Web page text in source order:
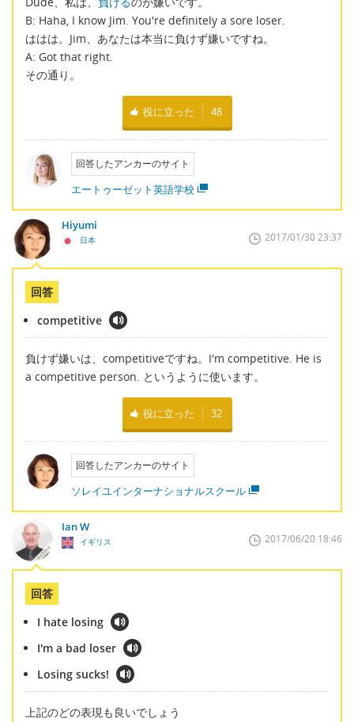
B: Haha, I know Jim. You're definitely a sore loser.
ははは。Jim、あなたは本当に負けず嫌いですね。
A: Got that right.
その通り。
役に立った 48
回答したアンカーのサイト
エートゥーゼット英語学校
Hiyumi
日本 2017/01/30 23:37
回答
competitive
負けず嫌いは、competitiveですね。I'm competitive. He is
a competitive person. というように使います。
役に立った 32
回答したアンカーのサイト
ソレイユインターナショナルスクール
Ian W
イギリス 2017/06/20 18:46
回答
I hate losing
I'm a bad loser
Losing sucks!
上記のどの表現も良いでしょう